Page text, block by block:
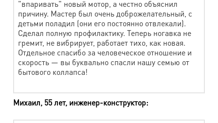
Шторы, портьеры, ламбрекен (м2)
230 руб.
Чистка столового белья с пятновыведением
Наименование работ
Скатерть нестандартная (рюши, воланы,
"впаривать" новый мотор, а честно объяснил
причину. Мастер был очень доброжелательный, с
детьми поладил (они его постоянно отвлекали).
Сделал полную профилактику. Теперь ногавка не
гремит, не вибрирует, работает тихо, как новая.
Отдельное спасибо за человеческое отношение и
скорость — вы буквально спасли нашу семью от
бытового коллапса!
Михаил, 55 лет, инженер-конструктор: